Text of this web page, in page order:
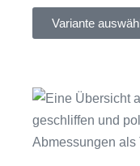
Variante